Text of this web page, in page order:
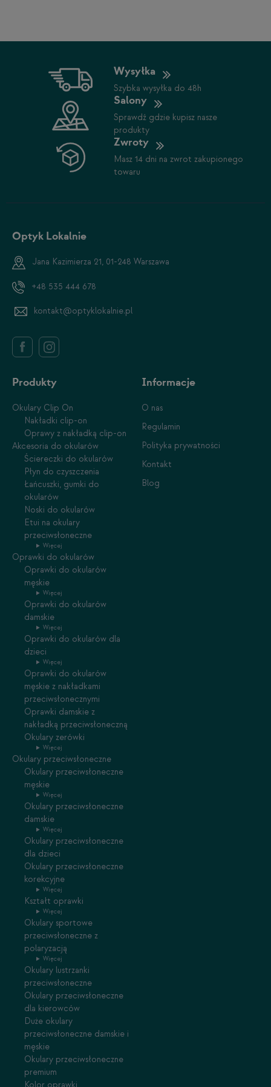
Wysyłka
Szybka wysyłka do 48h
Salony
Sprawdź gdzie kupisz nasze
produkty
Zwroty
Masz 14 dni na zwrot zakupionego
towaru
Optyk Lokalnie
Jana Kazimierza 21, 01-248 Warszawa
+48 535 444 678
kontakt@optyklokalnie.pl
Produkty
Okulary Clip On
Nakładki clip-on
Oprawy z nakładką clip-on
Akcesoria do okularów
Ściereczki do okularów
Płyn do czyszczenia
Łańcuszki, gumki do
okularów
Noski do okularów
Etui na okulary
przeciwsłoneczne
Więcej
Oprawki do okularów
Oprawki do okularów
męskie
Więcej
Oprawki do okularów
damskie
Więcej
Oprawki do okularów dla
dzieci
Więcej
Oprawki do okularów
męskie z nakładkami
przeciwsłonecznymi
Oprawki damskie z
nakładką przeciwsłoneczną
Okulary zerówki
Więcej
Okulary przeciwsłoneczne
Okulary przeciwsłoneczne
męskie
Więcej
Okulary przeciwsłoneczne
damskie
Więcej
Okulary przeciwsłoneczne
dla dzieci
Okulary przeciwsłoneczne
korekcyjne
Więcej
Kształt oprawki
Więcej
Okulary sportowe
przeciwsłoneczne z
polaryzacją
Więcej
Okulary lustrzanki
przeciwsłoneczne
Okulary przeciwsłoneczne
dla kierowców
Duże okulary
przeciwsłoneczne damskie i
męskie
Okulary przeciwsłoneczne
premium
Kolor oprawki
Informacje
O nas
Regulamin
Polityka prywatności
Kontakt
Blog